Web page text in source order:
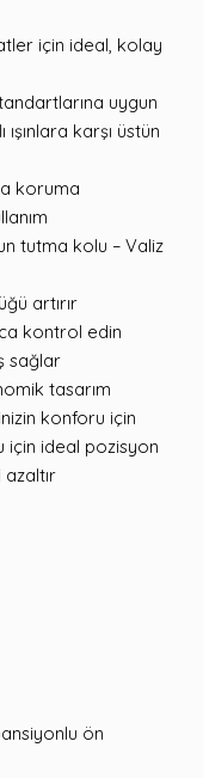
için ideal, kolay
uygun
karşı üstün
koruma
tutma kolu – Valiz
artırır
kontrol edin
sağlar
tasarım
konforu için
için ideal pozisyon
ön